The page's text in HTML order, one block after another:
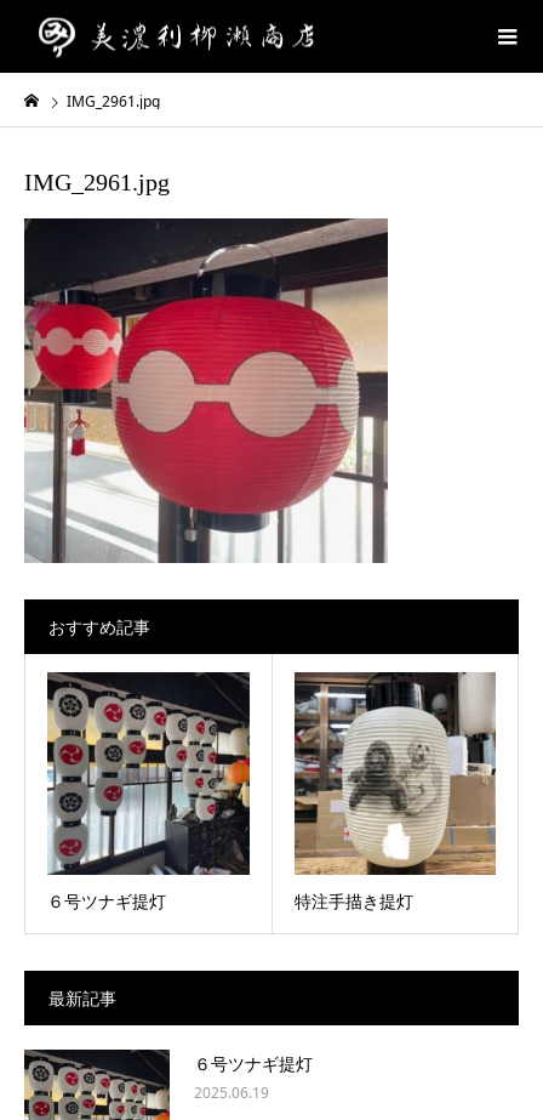
IMG_2961.jpg
IMG_2961.jpg
おすすめ記事
６号ツナギ提灯 特注手描き提灯
最新記事
６号ツナギ提灯
2025.06.19